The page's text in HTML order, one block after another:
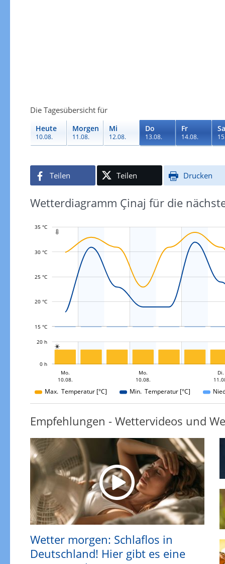
Die Tagesübersicht für
Heute
10.08.
Morgen
11.08.
Mi
12.08.
Do
13.08.
Fr
14.08.
Sa
Teilen Teilen Drucken
Wetterdiagramm Çinaj für die

15 °C
20 °C
25 °C
30 °C
35 °C

0 h
20 h
12.08.
Mo.
10.08.
10.08.
11.08.
Di.
12.08.
12.08.
Mo.
10.08.
Max. Temperatur [°C]
Min. Temperatur [°C]
Empfehlungen - Wettervideos und
Wetter morgen: Schlaflos in
Deutschland! Hier gibt es eine